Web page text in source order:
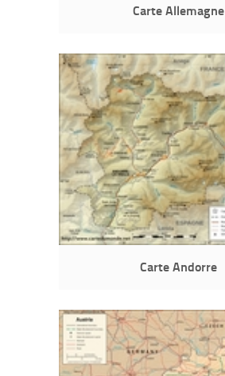
Carte Allemagne
Carte Andorre